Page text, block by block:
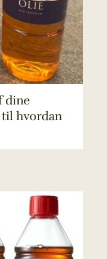
dine
hvordan